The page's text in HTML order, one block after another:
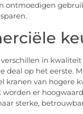
ontmoedigen
in
deal op het eerste.
kranen van hogere
worden er
sterke,